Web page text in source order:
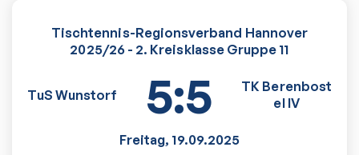
Tischtennis-Regionsverband Hannover
2025/26 - 2. Kreisklasse Gruppe 11
TuS Wunstorf 5:5
TK Berenbost
el IV
Freitag, 19.09.2025